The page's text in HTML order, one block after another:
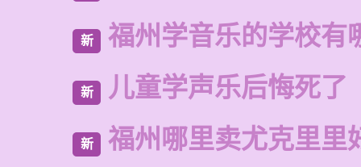
新 福州学音乐的学校有
新 儿童学声乐后悔死了
新 福州哪里卖尤克里里